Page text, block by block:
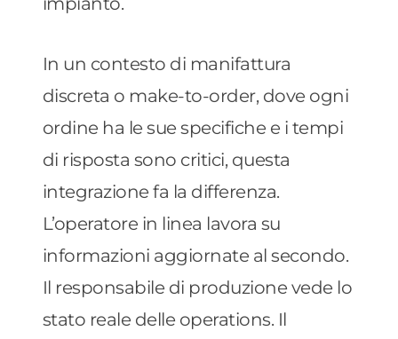
In un contesto di manifattura
discreta o make-to-order, dove ogni
ordine ha le sue specifiche e i tempi
di risposta sono critici, questa
integrazione fa la differenza.
L’operatore in linea lavora su
informazioni aggiornate al secondo.
Il responsabile di produzione vede lo
stato reale delle operations. Il